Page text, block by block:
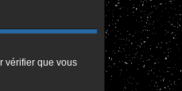
vérifier que vous